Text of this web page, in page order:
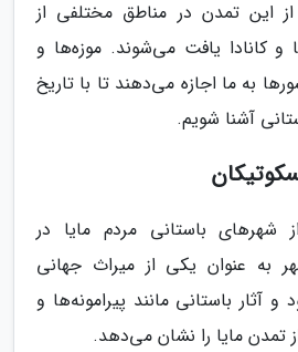
این تمدن در مناطق مختلفی از
و کانادا یافت می‌شوند. موزه‌ها و
به ما اجازه می‌دهند تا با تاریخ
آشنا شویم.
شهرهای باستانی مردم مایا در
به عنوان یکی از میراث جهانی
آثار باستانی مانند پیرامونه‌ها و
تمدن مایا را نشان می‌دهد.